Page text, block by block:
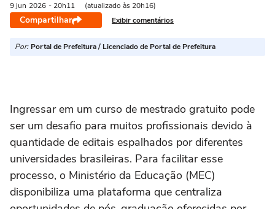
9 jun 2026 - 20h11 (atualizado às 20h16)
Compartilhar Exibir comentários
Por: Portal de Prefeitura / Licenciado de Portal de Prefeitura
Ingressar em um curso de mestrado gratuito pode
ser um desafio para muitos profissionais devido à
quantidade de editais espalhados por diferentes
universidades brasileiras. Para facilitar esse
processo, o Ministério da Educação (MEC)
disponibiliza uma plataforma que centraliza